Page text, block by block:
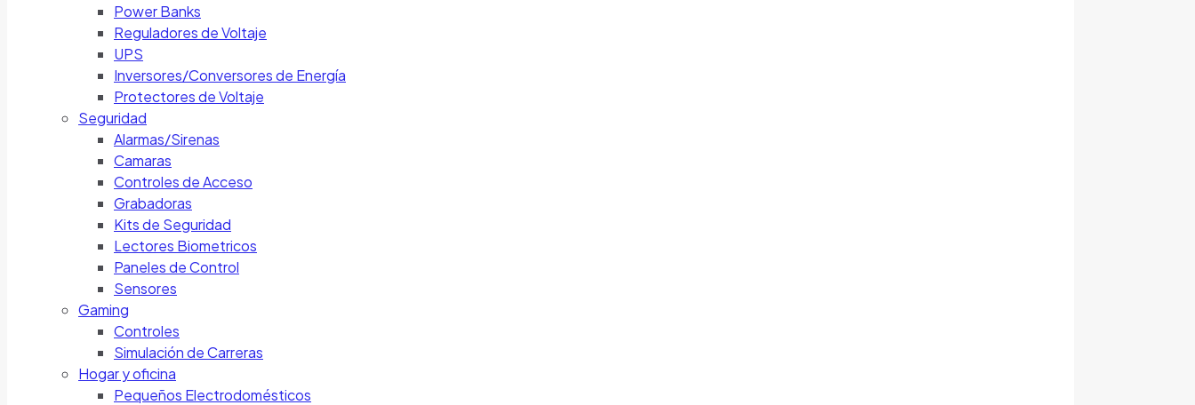
Power Banks
Reguladores de Voltaje
UPS
Inversores/Conversores de Energía
Protectores de Voltaje
Seguridad
Alarmas/Sirenas
Camaras
Controles de Acceso
Grabadoras
Kits de Seguridad
Lectores Biometricos
Paneles de Control
Sensores
Gaming
Controles
Simulación de Carreras
Hogar y oficina
Pequeños Electrodomésticos